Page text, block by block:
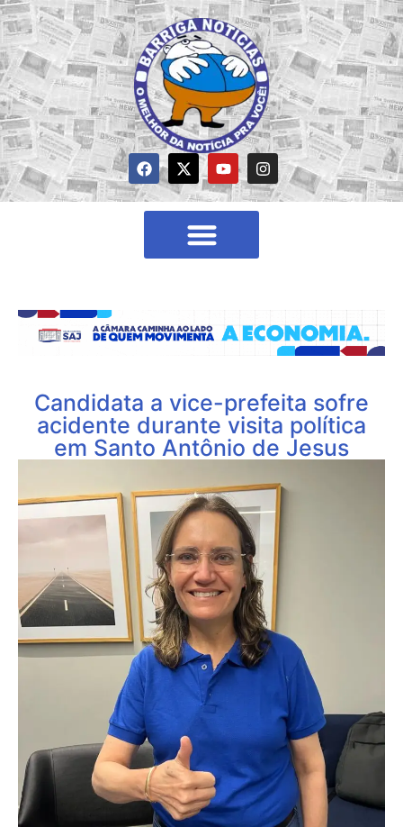
Candidata a vice-prefeita sofre
acidente durante visita política
em Santo Antônio de Jesus